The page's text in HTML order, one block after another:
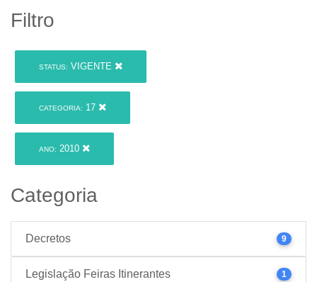
Filtro
STATUS: VIGENTE
CATEGORIA: 17
ANO: 2010
Categoria
Decretos 9
Legislação Feiras Itinerantes 1